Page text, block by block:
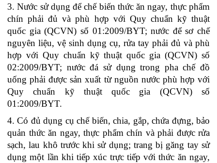
3. Nước sử dụng để chế biến thức ăn ngay, thực phẩm
chín phải đủ và phù hợp với Quy chuẩn kỹ thuật
quốc gia (QCVN) số 01:2009/BYT; nước để sơ chế
nguyên liệu, vệ sinh dụng cụ, rửa tay phải đủ và phù
hợp với Quy chuẩn kỹ thuật quốc gia (QCVN) số
02:2009/BYT; nước đá sử dụng trong pha chế đồ
uống phải được sản xuất từ nguồn nước phù hợp với
Quy chuẩn kỹ thuật quốc gia (QCVN) số
01:2009/BYT.
4. Có đủ dụng cụ chế biến, chia, gắp, chứa đựng, bảo
quản thức ăn ngay, thực phẩm chín và phải được rửa
sạch, lau khô trước khi sử dụng; trang bị găng tay sử
dụng một lần khi tiếp xúc trực tiếp với thức ăn ngay,